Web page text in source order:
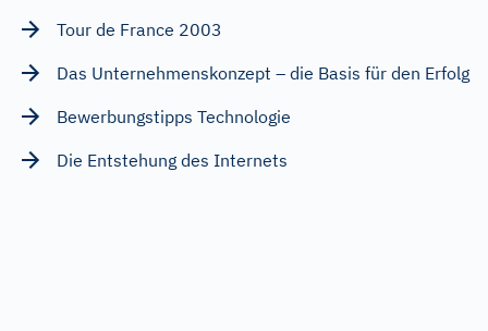
Tour de France 2003
Das Unternehmenskonzept – die Basis für den Erfolg
Bewerbungstipps Technologie
Die Entstehung des Internets